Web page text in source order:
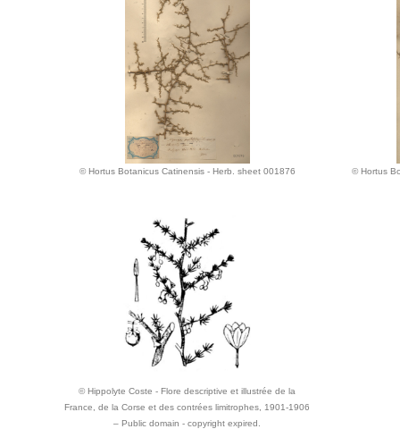
© Hortus Botanicus Catinensis - Herb. sheet 001876 © Hortus
© Hippolyte Coste - Flore descriptive et illustrée de la
France, de la Corse et des contrées limitrophes, 1901-1906
– Public domain - copyright expired.